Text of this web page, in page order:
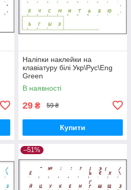
Наліпки наклейки на
клавіатуру білі Укр\Рус\Eng
Green
В наявності
29 ₴ 59 ₴
Купити
–51%